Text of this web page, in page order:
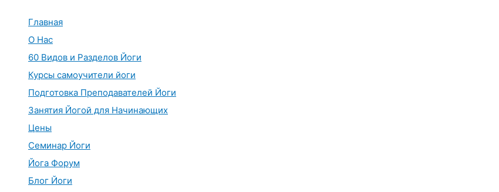
Главная
О Нас
60 Видов и Разделов Йоги
Курсы самоучители йоги
Подготовка Преподавателей Йоги
Занятия Йогой для Начинающих
Цены
Семинар Йоги
Йога Форум
Блог Йоги